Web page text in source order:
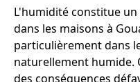
L'humidité constitue
dans les maisons à
particulièrement dans
naturellement humide.
des conséquences